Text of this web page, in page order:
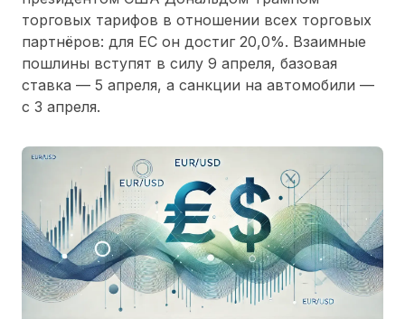
торговых тарифов в отношении всех торговых
партнёров: для ЕС он достиг 20,0%. Взаимные
пошлины вступят в силу 9 апреля, базовая
ставка — 5 апреля, а санкции на автомобили —
с 3 апреля.